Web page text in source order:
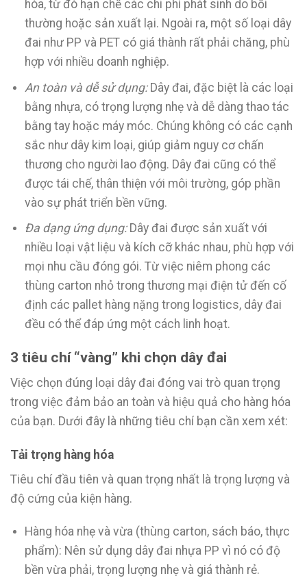
hóa, từ đó hạn chế các chi phí phát sinh do bồi
thường hoặc sản xuất lại. Ngoài ra, một số loại dây
đai như PP và PET có giá thành rất phải chăng, phù
hợp với nhiều doanh nghiệp.
An toàn và dễ sử dụng:Dây đai, đặc biệt là các loại
bằng nhựa, có trọng lượng nhẹ và dễ dàng thao tác
bằng tay hoặc máy móc. Chúng không có các cạnh
sắc như dây kim loại, giúp giảm nguy cơ chấn
thương cho người lao động. Dây đai cũng có thể
được tái chế, thân thiện với môi trường, góp phần
vào sự phát triển bền vững.
Đa dạng ứng dụng:Dây đai được sản xuất với
nhiều loại vật liệu và kích cỡ khác nhau, phù hợp với
mọi nhu cầu đóng gói. Từ việc niêm phong các
thùng carton nhỏ trong thương mại điện tử đến cố
định các pallet hàng nặng trong logistics, dây đai
đều có thể đáp ứng một cách linh hoạt.
3 tiêu chí “vàng” khi chọn dây đai
Việc chọn đúng loại dây đai đóng vai trò quan trọng
trong việc đảm bảo an toàn và hiệu quả cho hàng hóa
của bạn. Dưới đây là những tiêu chí bạn cần xem xét:
Tải trọng hàng hóa
Tiêu chí đầu tiên và quan trọng nhất là trọng lượng và
độ cứng của kiện hàng.
Hàng hóa nhẹ và vừa (thùng carton, sách báo, thực
phẩm): Nên sử dụng dây đai nhựa PP vì nó có độ
bền vừa phải, trọng lượng nhẹ và giá thành rẻ.